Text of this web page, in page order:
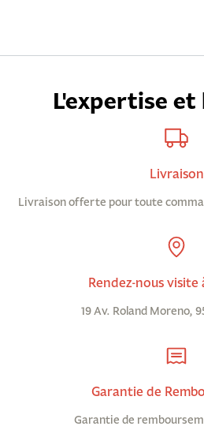
L'expertise
Livraison
Livraison offerte pour toute
Rendez-nous visite
19 Av. Roland Moreno,
Garantie de
Garantie de